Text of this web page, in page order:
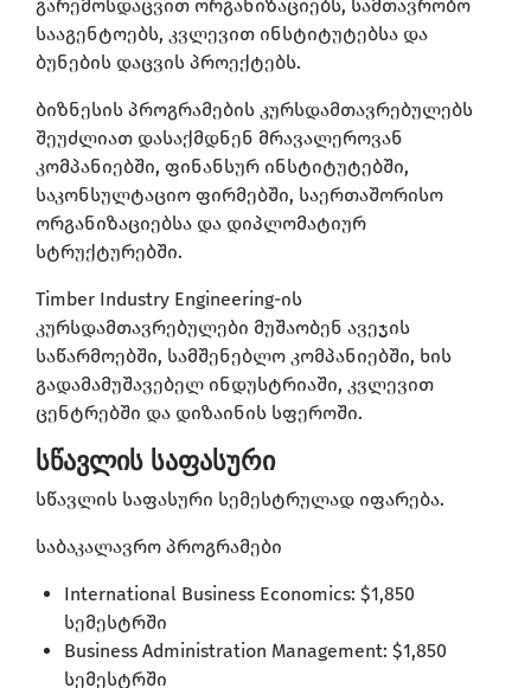
გარემოსდაცვით ორგანიზაციებს, სამთავრობო
სააგენტოებს, კვლევით ინსტიტუტებსა და
ბუნების დაცვის პროექტებს.
ბიზნესის პროგრამების კურსდამთავრებულებს
შეუძლიათ დასაქმდნენ მრავალეროვან
კომპანიებში, ფინანსურ ინსტიტუტებში,
საკონსულტაციო ფირმებში, საერთაშორისო
ორგანიზაციებსა და დიპლომატიურ
სტრუქტურებში.
Timber Industry Engineering-ის
კურსდამთავრებულები მუშაობენ ავეჯის
საწარმოებში, სამშენებლო კომპანიებში, ხის
გადამამუშავებელ ინდუსტრიაში, კვლევით
ცენტრებში და დიზაინის სფეროში.
სწავლის საფასური
სწავლის საფასური სემესტრულად იფარება.
საბაკალავრო პროგრამები
International Business Economics: $1,850
სემესტრში
Business Administration Management: $1,850
სემესტრში